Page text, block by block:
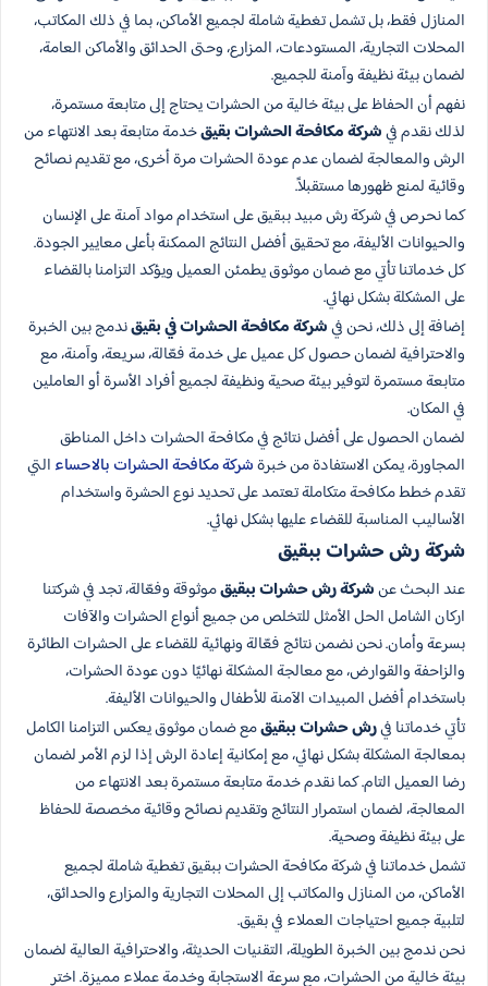
المنازل فقط، بل تشمل تغطية شاملة لجميع الأماكن، بما في ذلك المكاتب،
المحلات التجارية، المستودعات، المزارع، وحتى الحدائق والأماكن العامة،
لضمان بيئة نظيفة وآمنة للجميع.
نفهم أن الحفاظ على بيئة خالية من الحشرات يحتاج إلى متابعة مستمرة،
لذلك نقدم فيشركة مكافحة الحشرات بقيقخدمة متابعة بعد الانتهاء من
الرش والمعالجة لضمان عدم عودة الحشرات مرة أخرى، مع تقديم نصائح
وقائية لمنع ظهورها مستقبلاً.
كما نحرص في شركة رش مبيد ببقيق على استخدام مواد آمنة على الإنسان
والحيوانات الأليفة، مع تحقيق أفضل النتائج الممكنة بأعلى معايير الجودة.
كل خدماتنا تأتي مع ضمان موثوق يطمئن العميل ويؤكد التزامنا بالقضاء
على المشكلة بشكل نهائي.
إضافة إلى ذلك، نحن فيشركة مكافحة الحشرات في بقيقندمج بين الخبرة
والاحترافية لضمان حصول كل عميل على خدمة فعّالة، سريعة، وآمنة، مع
متابعة مستمرة لتوفير بيئة صحية ونظيفة لجميع أفراد الأسرة أو العاملين
في المكان.
لضمان الحصول على أفضل نتائج في مكافحة الحشرات داخل المناطق
المجاورة، يمكن الاستفادة من خبرةشركة مكافحة الحشرات بالاحساء التي
تقدم خطط مكافحة متكاملة تعتمد على تحديد نوع الحشرة واستخدام
الأساليب المناسبة للقضاء عليها بشكل نهائي.
شركة رش حشرات​ ببقيق
عند البحث عنشركة رش حشرات ببقيقموثوقة وفعّالة، تجد في شركتنا
اركان الشامل الحل الأمثل للتخلص من جميع أنواع الحشرات والآفات
بسرعة وأمان. نحن نضمن نتائج فعّالة ونهائية للقضاء على الحشرات الطائرة
والزاحفة والقوارض، مع معالجة المشكلة نهائيًا دون عودة الحشرات،
باستخدام أفضل المبيدات الآمنة للأطفال والحيوانات الأليفة.
تأتي خدماتنا فيرش حشرات​ ببقيقمع ضمان موثوق يعكس التزامنا الكامل
بمعالجة المشكلة بشكل نهائي، مع إمكانية إعادة الرش إذا لزم الأمر لضمان
رضا العميل التام. كما نقدم خدمة متابعة مستمرة بعد الانتهاء من
المعالجة، لضمان استمرار النتائج وتقديم نصائح وقائية مخصصة للحفاظ
على بيئة نظيفة وصحية.
تشمل خدماتنا في شركة مكافحة الحشرات ببقيق تغطية شاملة لجميع
الأماكن، من المنازل والمكاتب إلى المحلات التجارية والمزارع والحدائق،
لتلبية جميع احتياجات العملاء في بقيق.
نحن ندمج بين الخبرة الطويلة، التقنيات الحديثة، والاحترافية العالية لضمان
بيئة خالية من الحشرات، مع سرعة الاستجابة وخدمة عملاء مميزة. اختر